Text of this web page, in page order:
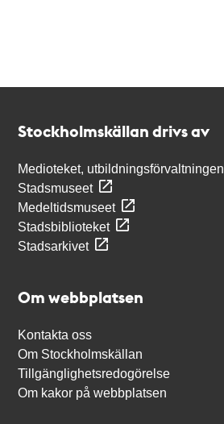
Stockholmskällan drivs av
Medioteket, utbildningsförvaltningen
Stadsmuseet
Medeltidsmuseet
Stadsbiblioteket
Stadsarkivet
Om webbplatsen
Kontakta oss
Om Stockholmskällan
Tillgänglighetsredogörelse
Om kakor på webbplatsen